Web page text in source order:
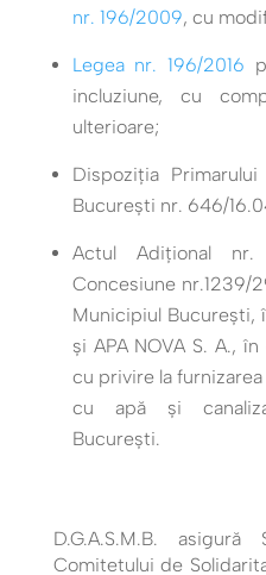
nr. 196/2009, cu
Legea nr. 196/2016
incluziune, cu
ulterioare;
Dispoziția
București nr. 646/
Actul Adiţional
Concesiune
Municipiul Bucureşti,
şi APA NOVA S. A.,
cu privire la
cu apă şi
Bucureşti.
D.G.A.S.M.B.
Comitetului de